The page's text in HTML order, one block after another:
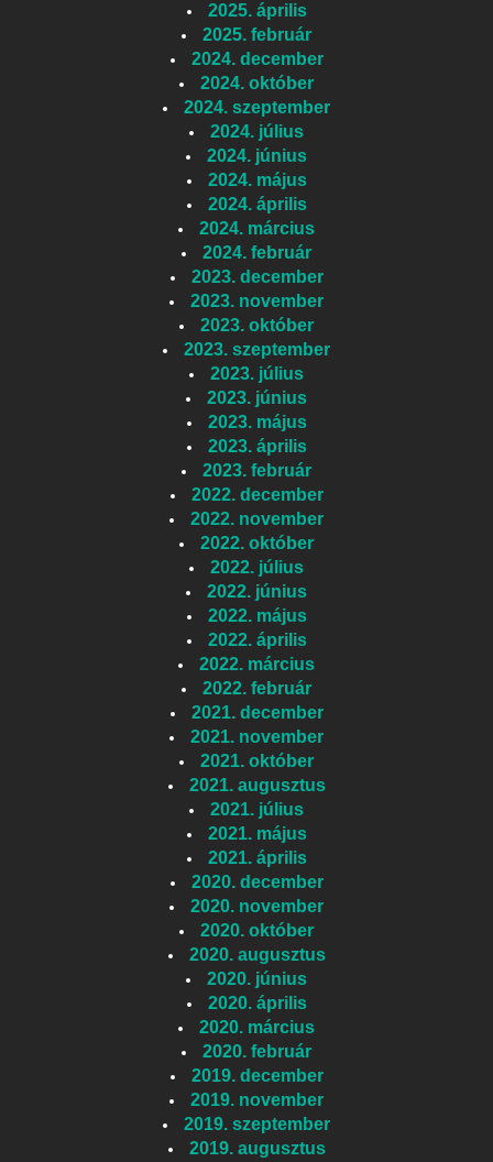
2025. április
2025. február
2024. december
2024. október
2024. szeptember
2024. július
2024. június
2024. május
2024. április
2024. március
2024. február
2023. december
2023. november
2023. október
2023. szeptember
2023. július
2023. június
2023. május
2023. április
2023. február
2022. december
2022. november
2022. október
2022. július
2022. június
2022. május
2022. április
2022. március
2022. február
2021. december
2021. november
2021. október
2021. augusztus
2021. július
2021. május
2021. április
2020. december
2020. november
2020. október
2020. augusztus
2020. június
2020. április
2020. március
2020. február
2019. december
2019. november
2019. szeptember
2019. augusztus